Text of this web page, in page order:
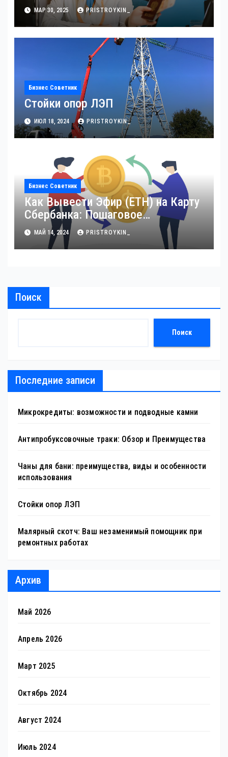
МАР 30, 2025 PRISTROYKIN_
Бизнес Советник
Стойки опор ЛЭП
ИЮЛ 18, 2024 PRISTROYKIN_
Бизнес Советник
Как Вывести Эфир (ETH) на Карту
Сбербанка: Пошаговое
Руководство
МАЙ 14, 2024 PRISTROYKIN_
Поиск
Поиск
Последние записи
Микрокредиты: возможности и подводные камни
Антипробуксовочные траки: Обзор и Преимущества
Чаны для бани: преимущества, виды и особенности
использования
Стойки опор ЛЭП
Малярный скотч: Ваш незаменимый помощник при
ремонтных работах
Архив
Май 2026
Апрель 2026
Март 2025
Октябрь 2024
Август 2024
Июль 2024